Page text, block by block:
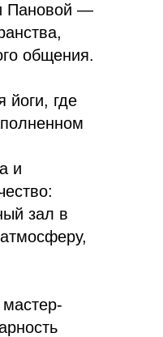
Пановой —
общения.
йоги, где
и
зал в